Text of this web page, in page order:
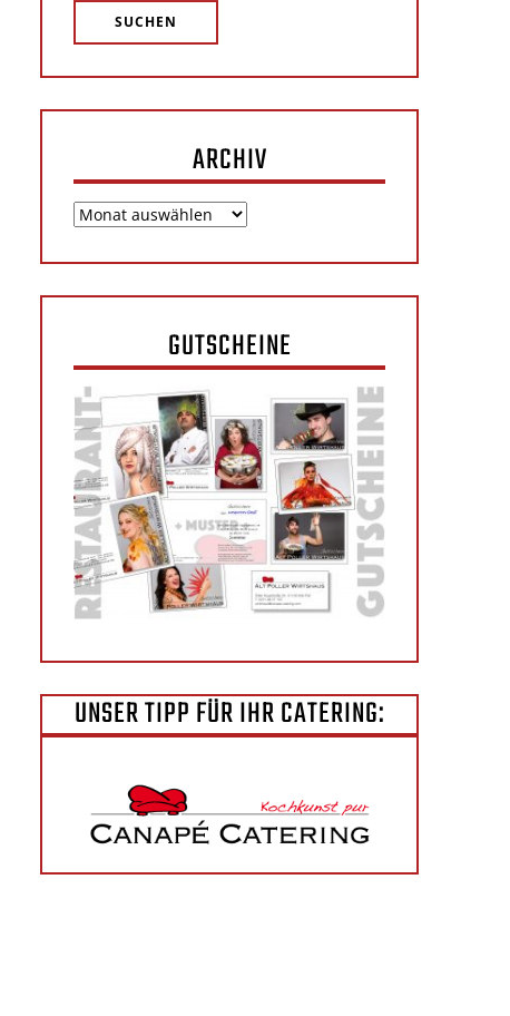
ARCHIV
Archiv
GUTSCHEINE
UNSER TIPP FÜR IHR CATERING: